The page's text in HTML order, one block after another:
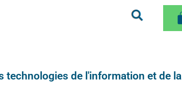
technologies de l'information et de la